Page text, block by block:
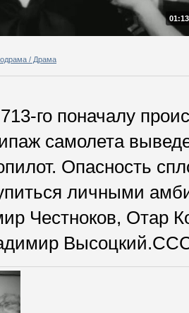
/ Драма
го поначалу
самолета
Опасность
личными
Честноков, Отар